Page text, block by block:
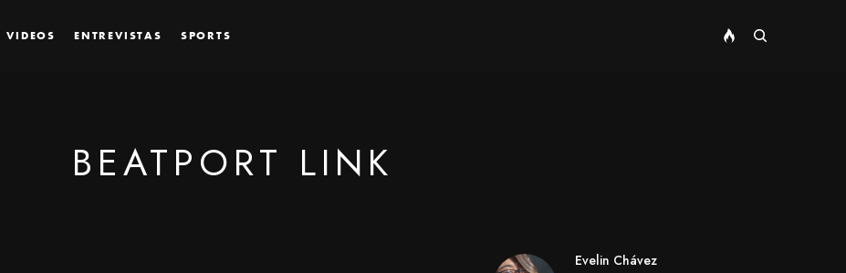
VIDEOS ENTREVISTAS SPORTS
BEATPORT LINK
Evelin Chávez